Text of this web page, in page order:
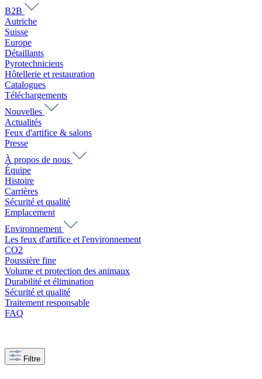
B2B
Autriche
Suisse
Europe
Détaillants
Pyrotechniciens
Hôtellerie et restauration
Catalogues
Téléchargements
Nouvelles
Actualités
Feux d'artifice & salons
Presse
À propos de nous
Équipe
Histoire
Carrières
Sécurité et qualité
Emplacement
Environnement
Les feux d'artifice et l'environnement
CO2
Poussière fine
Volume et protection des animaux
Durabilité et élimination
Sécurité et qualité
Traitement responsable
FAQ
Filtre